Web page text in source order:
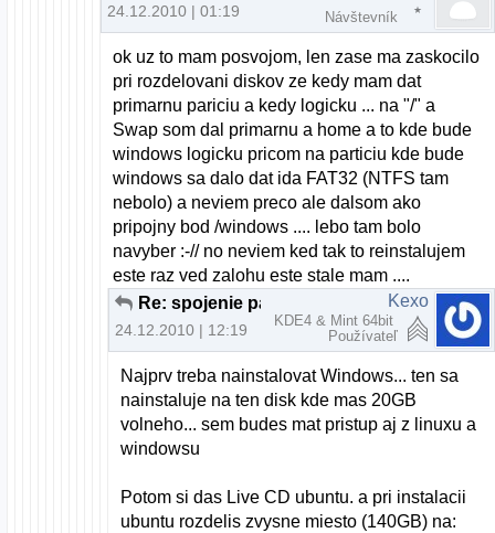
24.12.2010 | 01:19 Návštevník
ok uz to mam posvojom, len zase ma zaskocilo
pri rozdelovani diskov ze kedy mam dat
primarnu pariciu a kedy logicku ... na "/" a
Swap som dal primarnu a home a to kde bude
windows logicku pricom na particiu kde bude
windows sa dalo dat ida FAT32 (NTFS tam
nebolo) a neviem preco ale dalsom ako
pripojny bod /windows .... lebo tam bolo
navyber :-// no neviem ked tak to reinstalujem
este raz ved zalohu este stale mam ....
24.12.2010 | 12:19
Kexo
KDE4 & Mint 64bit
Používateľ
Najprv treba nainstalovat Windows... ten sa
nainstaluje na ten disk kde mas 20GB
volneho... sem budes mat pristup aj z linuxu a
windowsu
Potom si das Live CD ubuntu. a pri instalacii
ubuntu rozdelis zvysne miesto (140GB) na: